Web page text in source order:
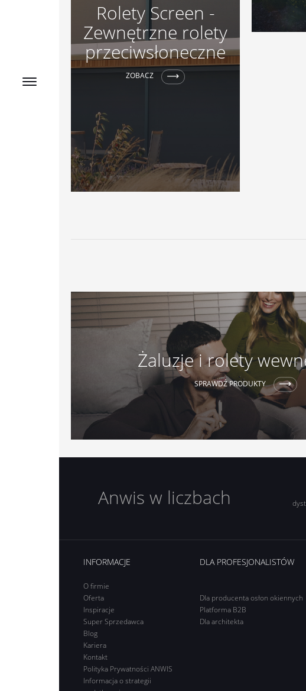
Rolety Screen -
Zewnętrzne rolety
przeciwsłoneczne
ZOBACZ
Żaluzje i rolety
SPRAWDŹ PRODUKTY
Anwis w liczbach
INFORMACJE
O firmie
Oferta
Inspiracje
Super Sprzedawca
Blog
Kariera
Kontakt
Polityka Prywatności ANWIS
Informacja o strategii
DLA PROFESJONALISTÓW
Dla producenta osłon okiennych
Platforma B2B
Dla architekta